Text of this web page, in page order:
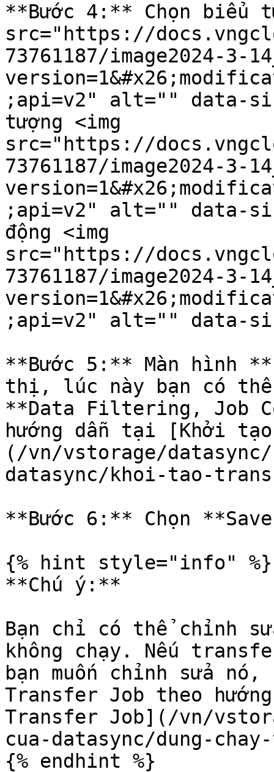
**Bước 4:** Chọn biểu
src="https://
73761187/image2024-3-
;api=v2" alt="" data-
tượng <img
src="https://
73761187/image2024-3-
;api=v2" alt="" data-
động <img
src="https://
73761187/image2024-3-
;api=v2" alt="" data-
**Bước 5:** Màn hình
thị, lúc này bạn có thể
**Data Filtering, Job
hướng dẫn tại [Khởi
(/vn/vstorage/
datasync/khoi-tao-
**Bước 6:** Chọn
{% hint style="info" %}
**Chú ý:**
Bạn chỉ có thể chỉnh
không chạy. Nếu
bạn muốn chỉnh sửa
Transfer Job theo
Transfer Job](/vn/
cua-datasync/dung-